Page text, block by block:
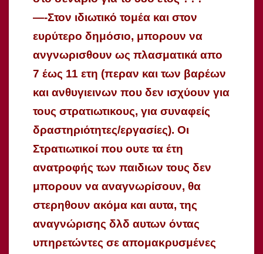
—-Στον ιδιωτικό τομέα και στον
ευρύτερο δημόσιο, μπορουν να
ανγνωρισθουν ως πλασματικά απο
7 έως 11 ετη (περαν και των βαρέων
και ανθυγιεινων που δεν ισχύουν για
τους στρατιωτικους, για συναφείς
δραστηριότητες/εργασίες). Οι
Στρατιωτικοί που ουτε τα έτη
ανατροφής των παιδιων τους δεν
μπορουν να αναγνωρίσουν, θα
στερηθουν ακόμα και αυτα, της
αναγνώρισης δλδ αυτων όντας
υπηρετώντες σε απομακρυσμένες